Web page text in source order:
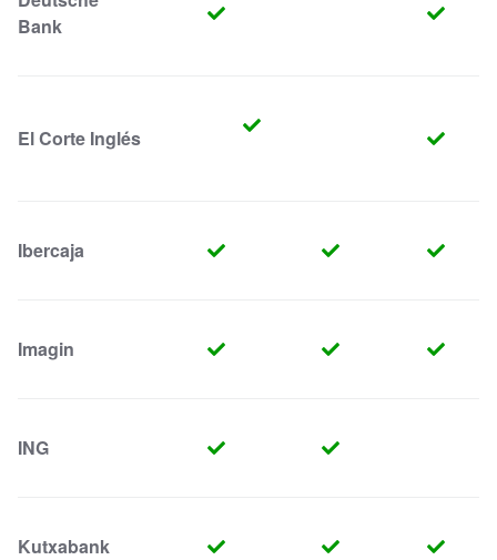
Bank
El Corte Inglés
Ibercaja
Imagin
ING
Kutxabank